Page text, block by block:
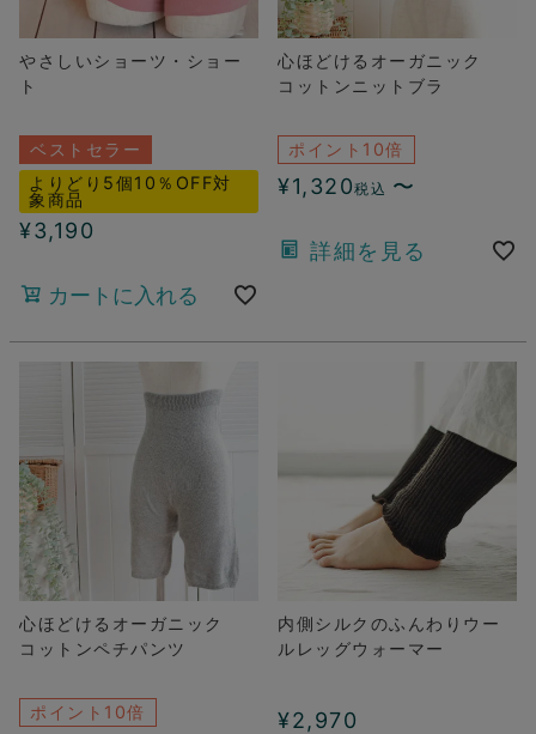
やさしいショーツ・ショー
ト
ベストセラー
よりどり5個10％OFF対
象商品
¥3,190
カートに入れる
心ほどけるオーガニック
コットンニットブラ
ポイント10倍
¥1,320税込 〜
詳細を見る
心ほどけるオーガニック
コットンペチパンツ
ポイント10倍
内側シルクのふんわりウー
ルレッグウォーマー
¥2,970